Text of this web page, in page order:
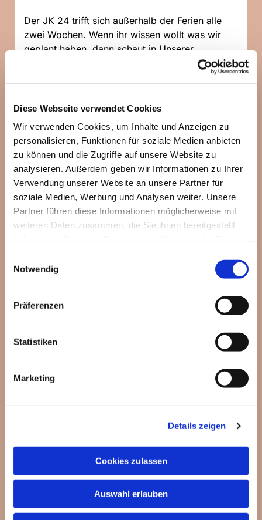
Diese Webseite verwendet Cookies
Wir verwenden Cookies, um Inhalte und Anzeigen zu
personalisieren, Funktionen für soziale Medien anbieten
zu können und die Zugriffe auf unsere Website zu
analysieren. Außerdem geben wir Informationen zu Ihrer
Verwendung unserer Website an unsere Partner für
soziale Medien, Werbung und Analysen weiter. Unsere
Partner führen diese Informationen möglicherweise mit
weiteren Daten zusammen, die Sie ihnen bereitgestellt
Notwendig
Präferenzen
Statistiken
Marketing
Details zeigen
Cookies zulassen
Auswahl erlauben
Der JK 24 trifft sich außerhalb der Ferien alle
zwei Wochen. Wenn ihr wissen wollt was wir
geplant haben, dann schaut in Unserer